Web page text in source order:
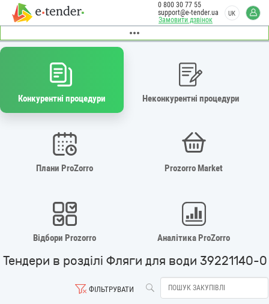
Замовити дзвінок
0 800 30 77 55
support@e-tender.ua
UK
Конкурентні процедури Неконкурентні процедури
Плани ProZorro Prozorro Market
Відбори Prozorro Аналітика ProZorro
Тендери в розділі Фляги для води 39221140-0
ФІЛЬТРУВАТИ